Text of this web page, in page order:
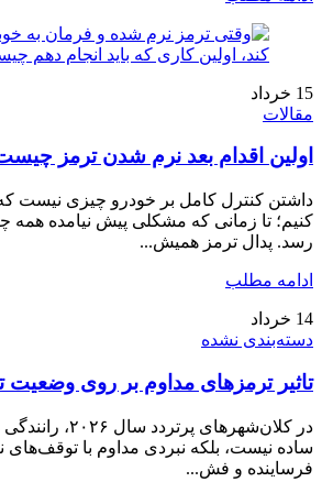
15 خرداد
مقالات
اولین اقدام بعد نرم شدن ترمز
داشتن کنترل کامل بر خودرو چیزی نیست که
کنیم؛ تا زمانی که مشکلی پیش نیامده همه
رسد. پدال ترمز همیش...
ادامه مطلب
14 خرداد
دسته‌بندی نشده
تاثیر ترمزهای مداوم بر روی وضعیت
در کلان‌شهرهای
ساده نیست، بلکه نبردی مداوم با توقف‌های
فرساینده و فش...